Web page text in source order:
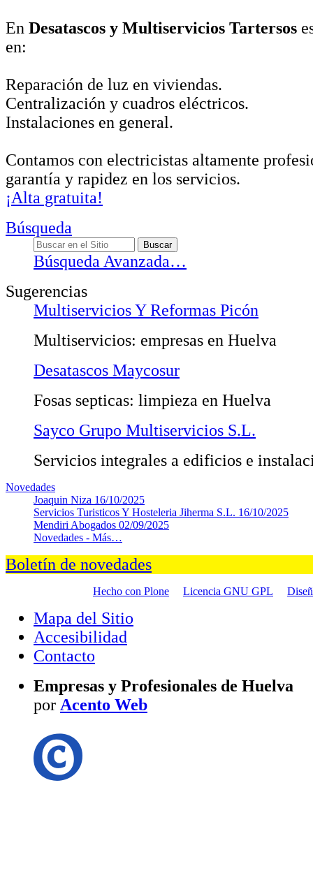
En Desatascos y Multiservicios Tartersos
en:
Reparación de luz en viviendas.
Centralización y cuadros eléctricos.
Instalaciones en general.
Contamos con electricistas altamente
garantía y rapidez en los servicios.
¡Alta gratuita!
Búsqueda
Búsqueda Avanzada…
Sugerencias
Multiservicios Y Reformas Picón
Multiservicios: empresas en Huelva
Desatascos Maycosur
Fosas septicas: limpieza en Huelva
Sayco Grupo Multiservicios S.L.
Servicios integrales a edificios e
Novedades
Joaquin Niza 16/10/2025
Servicios Turisticos Y Hosteleria Jiherma S.L. 16/10/2025
Mendiri Abogados 02/09/2025
Novedades - Más…
Boletín de novedades
Hecho con Plone Licencia GNU GPL
Mapa del Sitio
Accesibilidad
Contacto
Empresas y Profesionales de Huelva
por Acento Web